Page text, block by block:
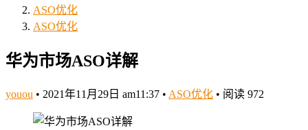
ASO优化
ASO优化
华为市场ASO详解
youou • 2021年11月29日 am11:37 • ASO优化 • 阅读 972